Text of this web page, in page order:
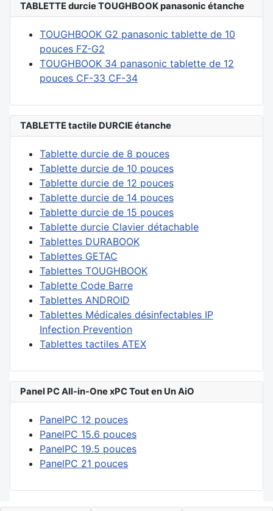
TABLETTE durcie TOUGHBOOK panasonic étanche
TOUGHBOOK G2 panasonic tablette de 10
pouces FZ-G2
TOUGHBOOK 34 panasonic tablette de 12
pouces CF-33 CF-34
TABLETTE tactile DURCIE étanche
Tablette durcie de 8 pouces
Tablette durcie de 10 pouces
Tablette durcie de 12 pouces
Tablette durcie de 14 pouces
Tablette durcie de 15 pouces
Tablette durcie Clavier détachable
Tablettes DURABOOK
Tablettes GETAC
Tablettes TOUGHBOOK
Tablette Code Barre
Tablettes ANDROID
Tablettes Médicales désinfectables IP
Infection Prevention
Tablettes tactiles ATEX
Panel PC All-in-One xPC Tout en Un AiO
PanelPC 12 pouces
PanelPC 15.6 pouces
PanelPC 19.5 pouces
PanelPC 21 pouces